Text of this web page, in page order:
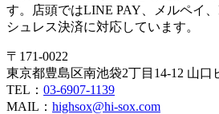
す。店頭ではLINE PAY、メルペイ、
シュレス決済に対応しています。
〒171-0022
東京都豊島区南池袋2丁目14-12 山口
TEL： 03-6907-1139
MAIL： highsox@hi-sox.com